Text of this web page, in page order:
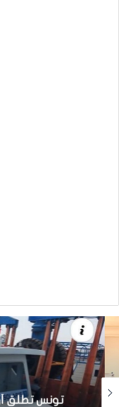
تونس تطلق أول